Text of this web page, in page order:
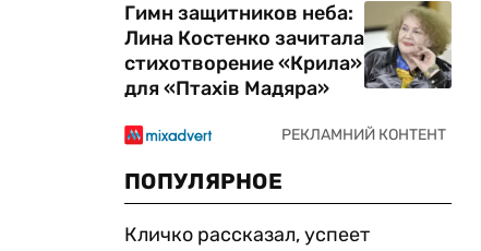
Гимн защитников неба:
Лина Костенко зачитала
стихотворение «Крила»
для «Птахів Мадяра»
ПОПУЛЯРНОЕ
Кличко рассказал, успеет